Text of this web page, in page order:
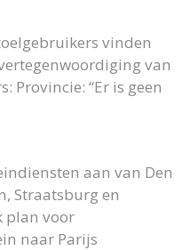
vinden
van
Provincie: “Er is geen
aan van Den
Straatsburg en
plan voor
naar Parijs